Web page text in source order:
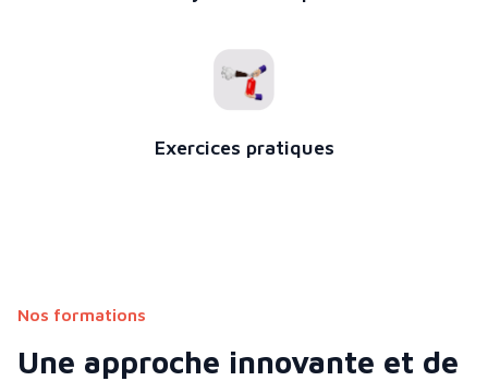
Exercices pratiques
Nos formations
Une approche innovante et de